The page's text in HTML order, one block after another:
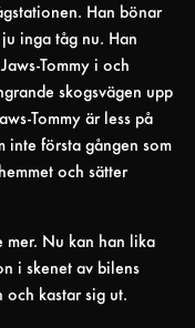
Han bönar
inga tåg nu. Han
Tommy i och
skogsvägen upp
Tommy är less på
inte första gången som
och sätter
mer. Nu kan han lika
i skenet av bilens
och kastar sig ut.